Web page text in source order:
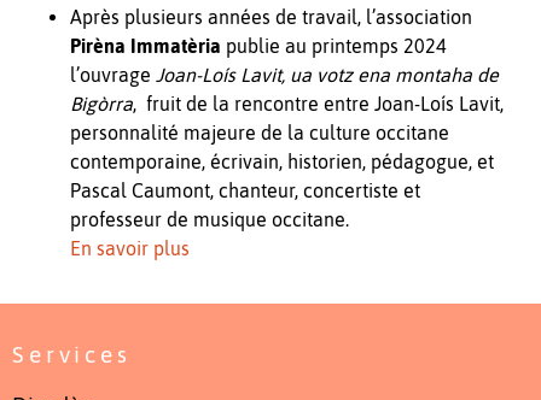
Après plusieurs années de travail, l’association
Pirèna Immatèria publie au printemps 2024
l’ouvrage Joan-Loís Lavit, ua votz ena montaha de
Bigòrra, fruit de la rencontre entre Joan-Loís Lavit,
personnalité majeure de la culture occitane
contemporaine, écrivain, historien, pédagogue, et
Pascal Caumont, chanteur, concertiste et
professeur de musique occitane.
En savoir plus
Services